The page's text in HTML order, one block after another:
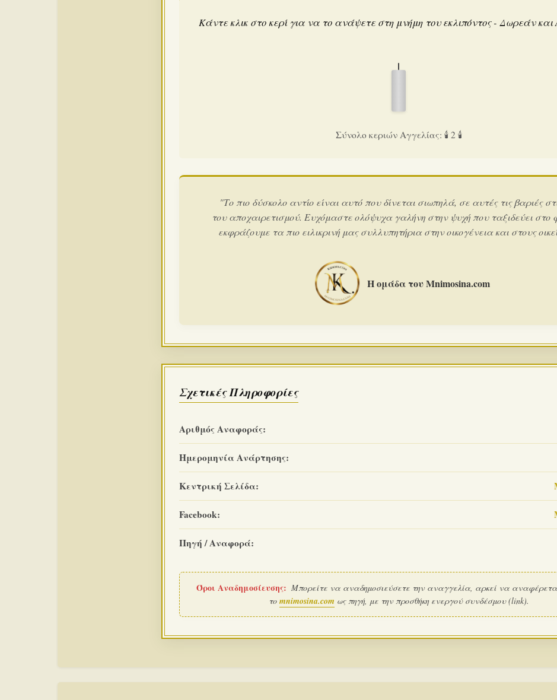
Κάντε κλικ στο κερί για να το ανάψετε στη μνήμη του εκλιπόντος - Δωρεάν
Σύνολο κεριών Αγγελίας: 🕯️ 2 🕯️
"Το πιο δύσκολο αντίο είναι αυτό που δίνεται σιωπηλά, σε αυτές τις βαριές
του αποχαιρετισμού. Ευχόμαστε ολόψυχα γαλήνη στην ψυχή που ταξιδεύει στο
εκφράζουμε τα πιο ειλικρινή μας συλλυπητήρια στην οικογένεια και στους
Η ομάδα του Mnimosina.com
Σχετικές Πληροφορίες
Αριθμός Αναφοράς:
Ημερομηνία Ανάρτησης:
Κεντρική Σελίδα:
Facebook:
Πηγή / Αναφορά:
Όροι Αναδημοσίευσης: Μπορείτε να αναδημοσιεύσετε την αναγγελία, αρκεί να
το mnimosina.com ως πηγή, με την προσθήκη ενεργού συνδέσμου (link).